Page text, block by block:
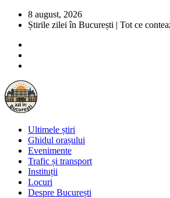
8 august, 2026
Știrile zilei în București | Tot ce
Ultimele știri
Ghidul orașului
Evenimente
Trafic și transport
Instituții
Locuri
Despre București